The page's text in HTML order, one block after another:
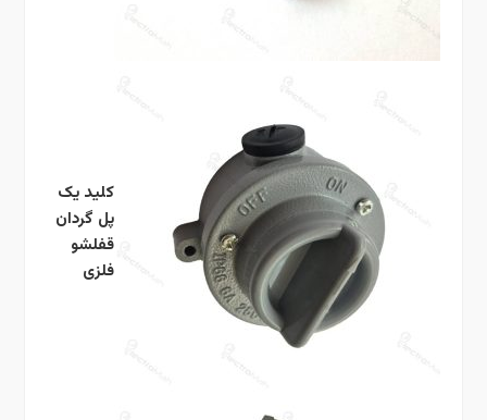
کلید یک
پل گردان
قفلشو
فلزی